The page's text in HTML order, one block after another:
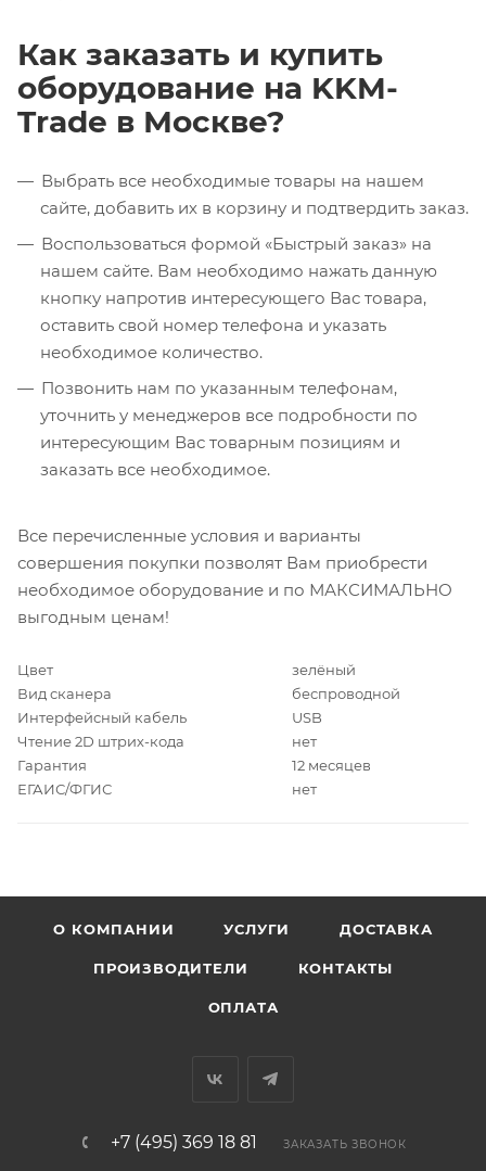
Как заказать и купить
оборудование на KKM-
Trade в Москве?
Выбрать все необходимые товары на нашем
сайте, добавить их в корзину и подтвердить заказ.
Воспользоваться формой «Быстрый заказ» на
нашем сайте. Вам необходимо нажать данную
кнопку напротив интересующего Вас товара,
оставить свой номер телефона и указать
необходимое количество.
Позвонить нам по указанным телефонам,
уточнить у менеджеров все подробности по
интересующим Вас товарным позициям и
заказать все необходимое.
Все перечисленные условия и варианты
совершения покупки позволят Вам приобрести
необходимое оборудование и по МАКСИМАЛЬНО
выгодным ценам!
Цвет
зелёный
Вид сканера
беспроводной
Интерфейсный кабель
USB
Чтение 2D штрих-кода
нет
Гарантия
12 месяцев
ЕГАИС/ФГИС
нет
О КОМПАНИИ УСЛУГИ ДОСТАВКА
ПРОИЗВОДИТЕЛИ КОНТАКТЫ
ОПЛАТА
+7 (495) 369 18 81 ЗАКАЗАТЬ ЗВОНОК